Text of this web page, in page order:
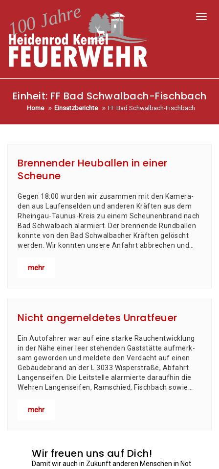
Einheit: FF Bad Schwalbach-Fischbach
Home Einsatzberichte FF Bad Schwalbach-Fischbach
Brennender Heuballen in einer
Scheune
Gegen 18:00 wur­den wir zusam­men mit den Kame­ra­
den aus Lau­fen­sel­den und ande­ren Kräf­ten aus dem
Rhein­gau-Tau­nus-Kreis zu einem Scheu­nen­brand nach
Bad Schwal­bach alar­miert. Der bren­nen­de Rund­bal­len
konn­te von den Bad Schwal­ba­cher Kräf­ten gelöscht
wer­den. Wir konn­ten unse­re Anfahrt abbre­chen und…
mehr
Nicht angemeldetes Unratfeuer
Ein Auto­fah­rer war auf eine star­ke Rauch­ent­wick­lung
in der Nähe einer leer ste­hen­den Gast­stät­te auf­merk­
sam gewor­den und mel­de­te den Ver­dacht auf einen
Gebäu­de­brand an der L 3033 Wis­per­stra­ße, Abfahrt
Langenseifen. Die Leit­stel­le alar­mier­te dar­auf­hin die
Weh­ren Lan­gen­sei­fen, Ram­schied, Fisch­bach sowie…
mehr
Wir freuen uns auf Dich!
Damit wir auch in Zukunft anderen Menschen in Not